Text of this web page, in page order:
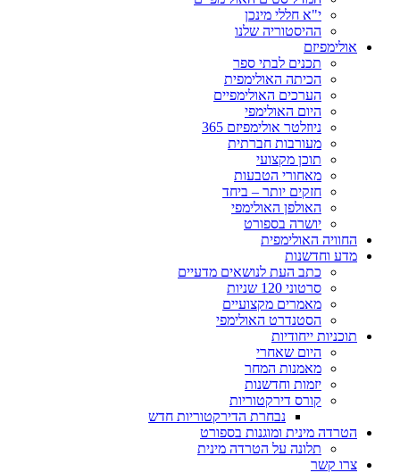
י"א חללי מינכן
ההיסטוריה שלנו
אולימפיזם
תכנים לבתי ספר
הכיתה האולימפית
הערכים האולימפיים
היום האולימפי
ניוזלטר אולימפיזם 365
מעורבות חברתית
תוכן מקצועי
מאחורי הטבעות
חזקים יותר – ביחד
האולפן האולימפי
יושרה בספורט
החוויה האולימפית
מדע וחדשנות
כתב העת לנושאים מדעיים
סרטוני 120 שניות
מאמרים מקצועיים
הסטנדרט האולימפי
תוכניות ייחודיות
היום שאחרי
מאמנות המחר
יזמות וחדשנות
קורס דירקטוריות
נבחרת הדירקטוריות חדש
הטרדה מינית ומוגנות בספורט
תלונה על הטרדה מינית
צרו קשר